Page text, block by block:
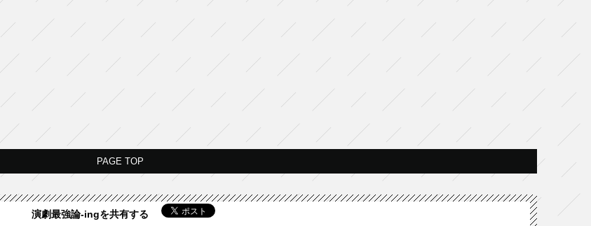
PAGE TOP
演劇最強論-ingを共有する